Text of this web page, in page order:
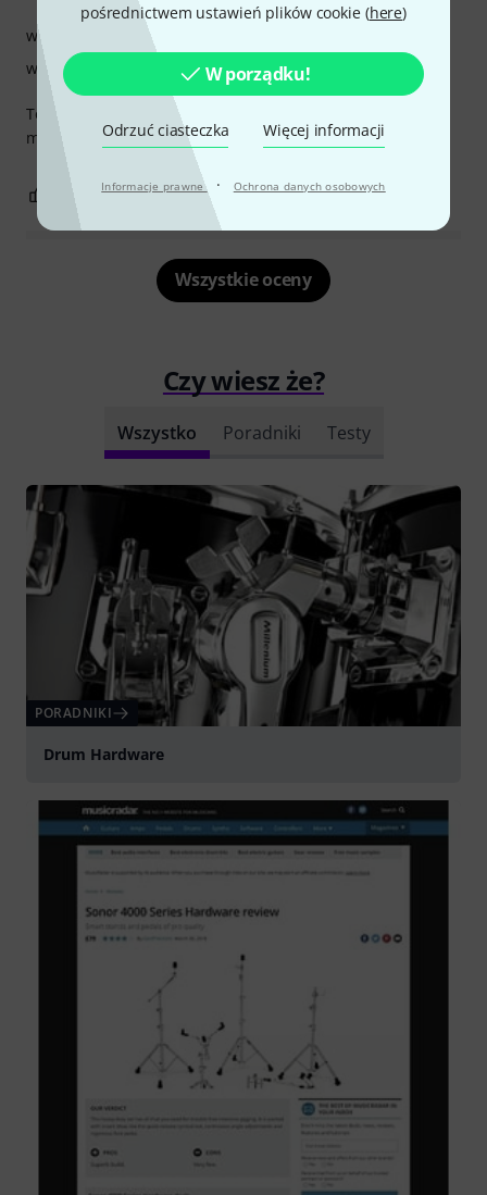
pośrednictwem ustawień plików cookie (here)
W porządku!
Odrzuć ciasteczka Więcej informacji
Informacje prawne · Ochrona danych osobowych
Too short shaft between pedals, but nice product with
masive and stable construction. Fast and accurate.
wykończenie
właściwości
0 ZGŁOŚ NADUŻYCIE
Wszystkie oceny
Czy wiesz że?
Wszystko Poradniki Testy
PORADNIKI
Drum Hardware